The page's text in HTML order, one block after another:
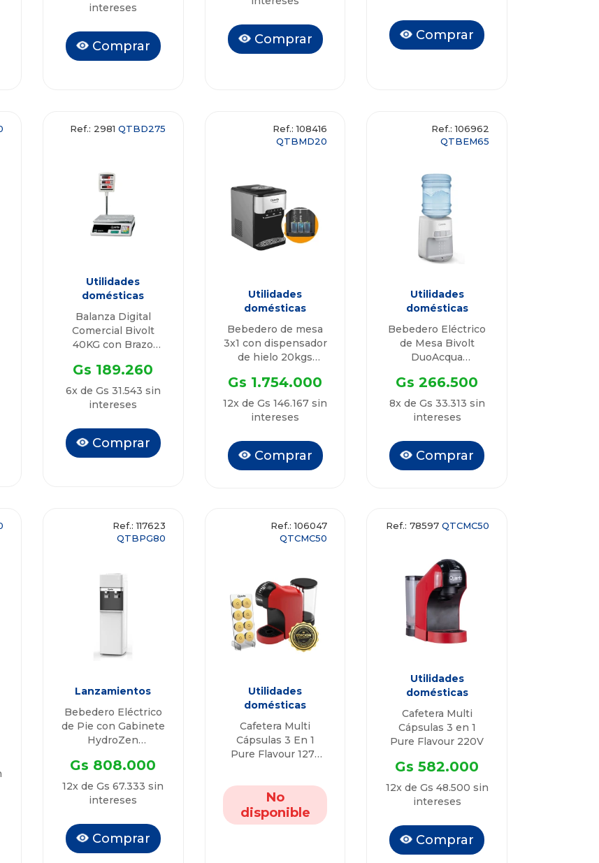
intereses
Comprar Comprar Comprar
Ref.: 2981 QTBD275
Utilidades
domésticas
Balanza Digital
Comercial Bivolt
40KG con Brazo
Gs 189.260
6x de Gs 31.543 sin
intereses
Comprar
Ref.: 108416
QTBMD20
Utilidades
domésticas
Bebedero de mesa
3x1 con dispensador
de hielo 20kgs
QTBMD20
Gs 1.754.000
12x de Gs 146.167 sin
intereses
Comprar
Ref.: 106962
QTBEM65
Utilidades
domésticas
Bebedero Eléctrico
de Mesa Bivolt
DuoAcqua
Gs 266.500
8x de Gs 33.313 sin
intereses
Comprar
Ref.: 117623
QTBPG80
Lanzamientos
Bebedero Eléctrico
de Pie con Gabinete
HydroZen
Gs 808.000
12x de Gs 67.333 sin
intereses
Comprar
Ref.: 106047
QTCMC50
Utilidades
domésticas
Cafetera Multi
Cápsulas 3 En 1
Pure Flavour 127v
Cápsulas
No
disponible
Ref.: 78597QTCMC50
Utilidades
domésticas
Cafetera Multi
Cápsulas 3 en 1
Pure Flavour 220V
Gs 582.000
12x de Gs 48.500 sin
intereses
Comprar